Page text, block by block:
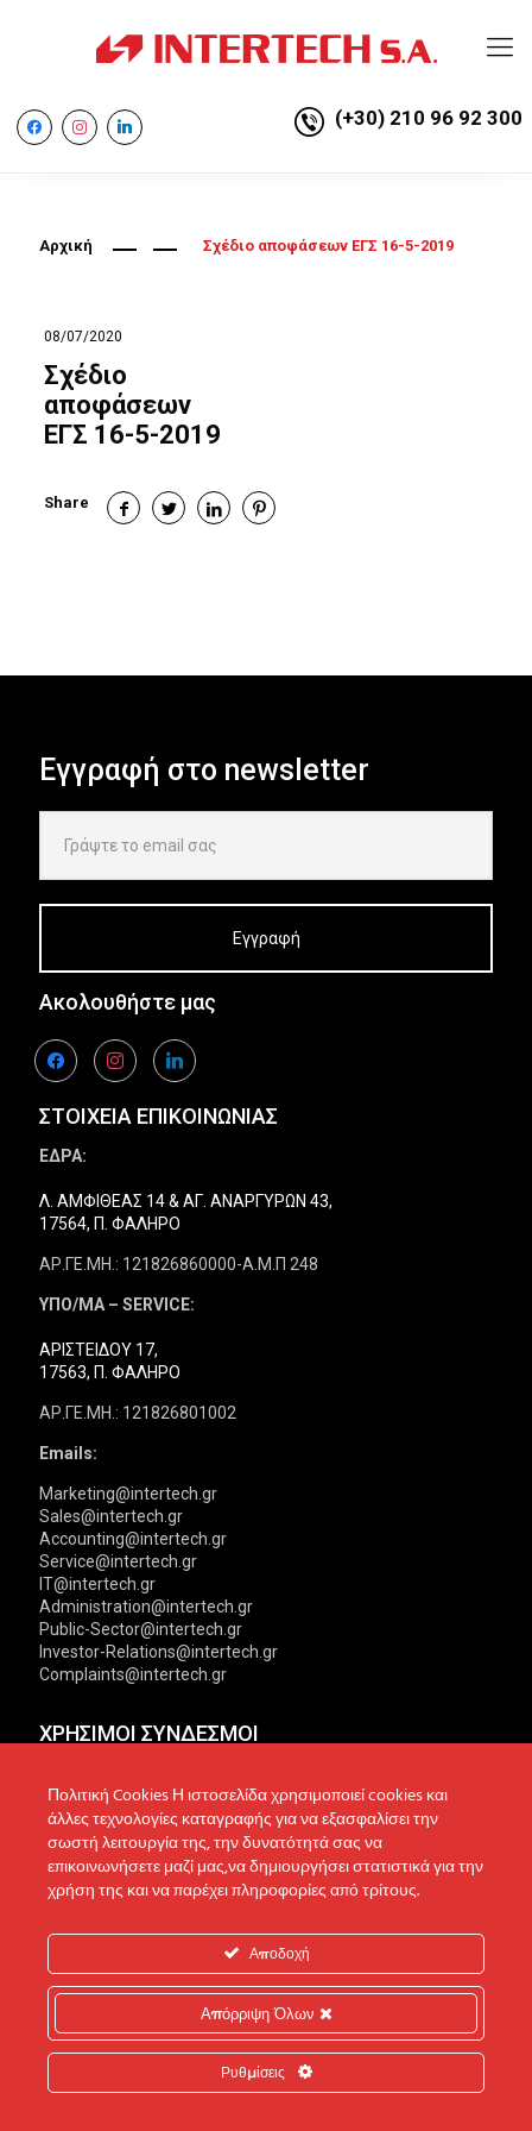
facebookinstagramlinkedin (+30) 210 96 92 300
Αρχική Σχέδιο αποφάσεων ΕΓΣ 16-5-2019
08/07/2020
Σχέδιο
αποφάσεων
ΕΓΣ 16-5-2019
Share
Εγγραφή στο newsletter
Ακολουθήστε μας
facebookinstagramlinkedin
ΣΤΟΙΧΕΙΑ ΕΠΙΚΟΙΝΩΝΙΑΣ
ΕΔΡΑ:
Λ. ΑΜΦΙΘΕΑΣ 14 & ΑΓ. ΑΝΑΡΓΥΡΩΝ 43,
17564, Π. ΦΑΛΗΡΟ
ΑΡ.ΓΕ.ΜΗ.: 121826860000-Α.Μ.Π 248
ΥΠΟ/ΜΑ – SERVICE:
ΑΡΙΣΤΕΙΔΟΥ 17,
17563, Π. ΦΑΛΗΡΟ
ΑΡ.ΓΕ.ΜΗ.: 121826801002
Emails:
Marketing@intertech.gr
Sales@intertech.gr
Accounting@intertech.gr
Service@intertech.gr
IT@intertech.gr
Administration@intertech.gr
Public-Sector@intertech.gr
Investor-Relations@intertech.gr
Complaints@intertech.gr
ΧΡΗΣΙΜΟΙ ΣΥΝΔΕΣΜΟΙ
Δίκτυο συνεργατών
Τεχνική υποστήριξη
Πολιτική Απορρήτου
Πολιτική Cookies
Πολιτική Προστασίας
Δεδομένων
Επικοινωνία
© 2022 Intertech S.A. All Rights reserved.
Web Design & Development by
Πολιτική Cookies Η ιστοσελίδα χρησιμοποιεί cookies και
άλλες τεχνολογίες καταγραφής για να εξασφαλίσει την
σωστή λειτουργία της, την δυνατότητά σας να
επικοινωνήσετε μαζί μας,να δημιουργήσει στατιστικά για την
χρήση της και να παρέχει πληροφορίες από τρίτους.
Αποδοχή
Απόρριψη Όλων
Ρυθμίσεις